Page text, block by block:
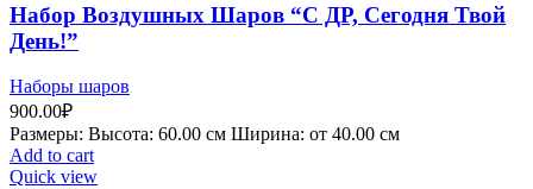
Набор Воздушных Шаров “С ДР, Сегодня Твой
День!”
Наборы шаров
900.00₽
Рaзмеры: Высота: 60.00 см Ширина: от 40.00 см
Add to cart
Quick view